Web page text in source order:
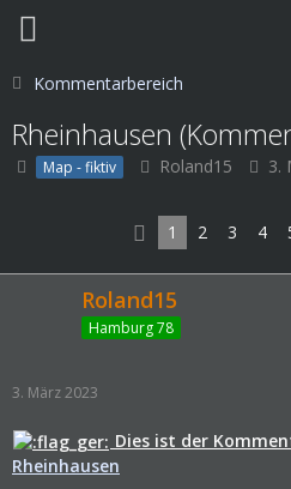
Kommentarbereich
Rheinhausen
Map - fiktiv Roland15 3.
1 2 3 4
Roland15
Hamburg 78
3. März 2023
Dies ist der
Rheinhausen